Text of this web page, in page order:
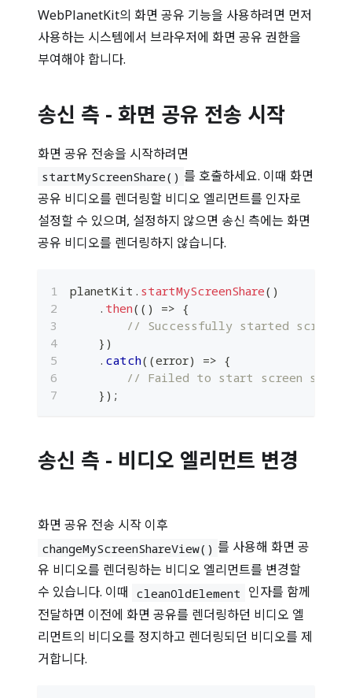
WebPlanetKit의 화면 공유 기능을 사용하려면 먼저
사용하는 시스템에서 브라우저에 화면 공유 권한을
부여해야 합니다.
송신 측 - 화면 공유 전송 시작
화면 공유 전송을 시작하려면
startMyScreenShare() 를 호출하세요. 이때 화면
공유 비디오를 렌더링할 비디오 엘리먼트를 인자로
설정할 수 있으며, 설정하지 않으면 송신 측에는 화면
공유 비디오를 렌더링하지 않습니다.
planetKit . startMyScreenShare( )
. then( ( ) => {
// Successfully started screen
} )
. catch( (error) => {
// Failed to start screen share
} ) ;
송신 측 - 비디오 엘리먼트 변경
화면 공유 전송 시작 이후
changeMyScreenShareView() 를 사용해 화면 공
유 비디오를 렌더링하는 비디오 엘리먼트를 변경할
수 있습니다. 이때 cleanOldElement 인자를 함께
전달하면 이전에 화면 공유를 렌더링하던 비디오 엘
리먼트의 비디오를 정지하고 렌더링되던 비디오를 제
거합니다.